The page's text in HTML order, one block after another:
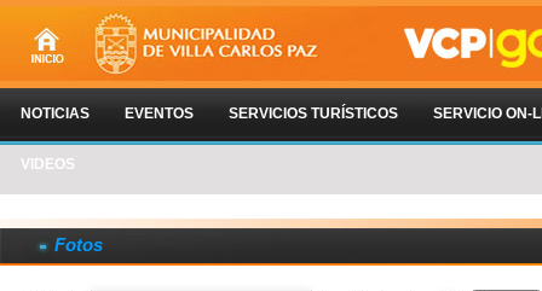
NOTICIAS EVENTOS SERVICIOS TURÍSTICOS SERVICIO ON-
VIDEOS
Fotos